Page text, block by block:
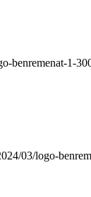
benremenat-1-
03/logo-